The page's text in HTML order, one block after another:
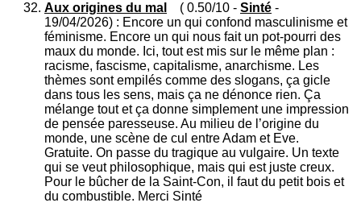
Aux origines du mal
( 0.50/10 - Sinté -
19/04/2026) : Encore un qui confond masculinisme et
féminisme. Encore un qui nous fait un pot-pourri des
maux du monde. Ici, tout est mis sur le même plan :
racisme, fascisme, capitalisme, anarchisme. Les
thèmes sont empilés comme des slogans, ça gicle
dans tous les sens, mais ça ne dénonce rien. Ça
mélange tout et ça donne simplement une impression
de pensée paresseuse. Au milieu de l’origine du
monde, une scène de cul entre Adam et Eve.
Gratuite. On passe du tragique au vulgaire. Un texte
qui se veut philosophique, mais qui est juste creux.
Pour le bûcher de la Saint-Con, il faut du petit bois et
du combustible. Merci Sinté